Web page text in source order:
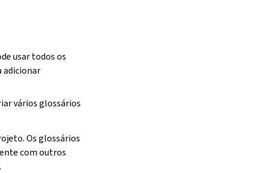
usar todos os
adicionar
vários glossários
Os glossários
com outros